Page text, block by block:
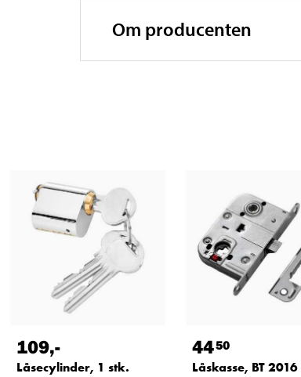
Om producenten
109,-
Låsecylinder, 1 stk.
4450
Låskasse, BT 2016